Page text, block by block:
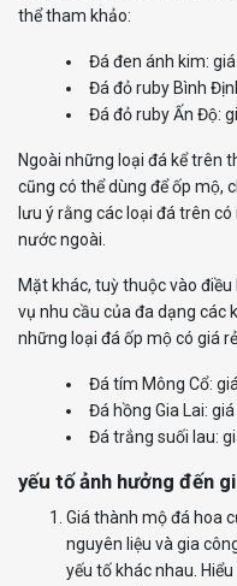
thể tham khảo:
Đá đen ánh kim:
Đá đỏ ruby Bình
Đá đỏ ruby Ấn Độ:
Ngoài những loại đá kể trên
cũng có thể dùng để ốp mộ,
lưu ý rằng các loại đá trên
nước ngoài.
Mặt khác, tuỳ thuộc vào
vụ nhu cầu của đa dạng các
những loại đá ốp mộ có giá
Đá tím Mông Cổ:
Đá hồng Gia Lai:
Đá trắng suối lau:
yếu tố ảnh hưởng đến
Giá thành mộ đá hoa
nguyên liệu và gia
yếu tố khác nhau.